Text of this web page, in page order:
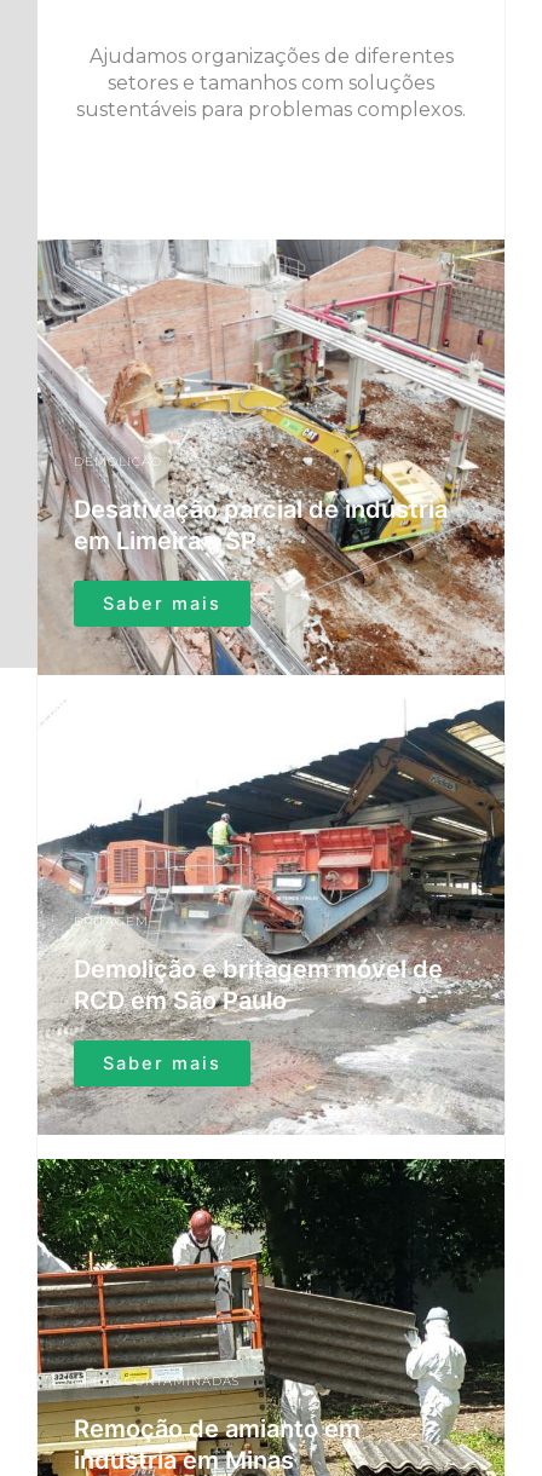
Ajudamos organizações de diferentes
setores e tamanhos com soluções
sustentáveis para problemas complexos.
DEMOLIÇÃO
Desativação parcial de indústria
em Limeira – SP
Saber mais
BRITAGEM
Demolição e britagem móvel de
RCD em São Paulo
Saber mais
ÁREAS CONTAMINADAS
Remoção de amianto em
indústria em Minas